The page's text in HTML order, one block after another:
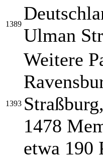
1389
Ulman
1393
Weitere
1478
etwa 190